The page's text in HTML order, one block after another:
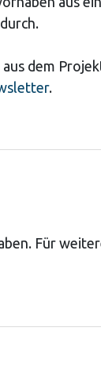
dem
.
Für